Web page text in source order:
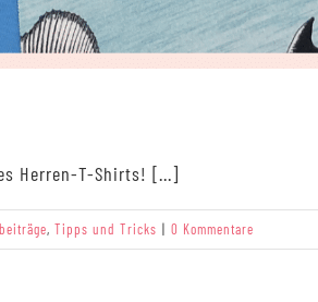
Herren-T-Shirts! [...]
, Tipps und Tricks | 0 Kommentare